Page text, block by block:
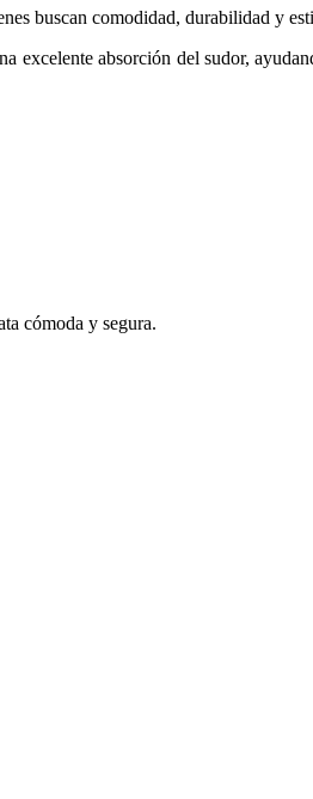
buscan comodidad, durabilidad y
excelente absorción del sudor,
cómoda y segura.